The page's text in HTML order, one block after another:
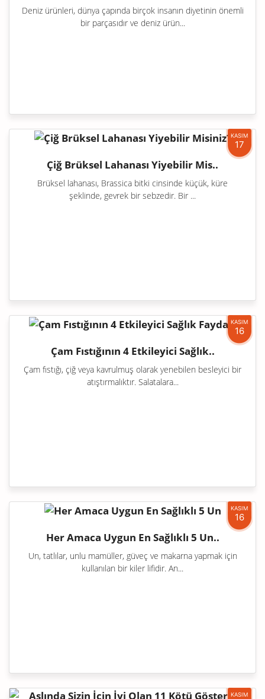
Deniz ürünleri, dünya çapında birçok insanın diyetinin önemli
bir parçasıdır ve deniz ürün...
KASIM
17
Çiğ Brüksel Lahanası Yiyebilir Mis..
Brüksel lahanası, Brassica bitki cinsinde küçük, küre
şeklinde, gevrek bir sebzedir. Bir ...
KASIM
16
Çam Fıstığının 4 Etkileyici Sağlık..
Çam fıstığı, çiğ veya kavrulmuş olarak yenebilen besleyici bir
atıştırmalıktır. Salatalara...
KASIM
16
Her Amaca Uygun En Sağlıklı 5 Un..
Un, tatlılar, unlu mamüller, güveç ve makarna yapmak için
kullanılan bir kiler lifidir. An...
KASIM